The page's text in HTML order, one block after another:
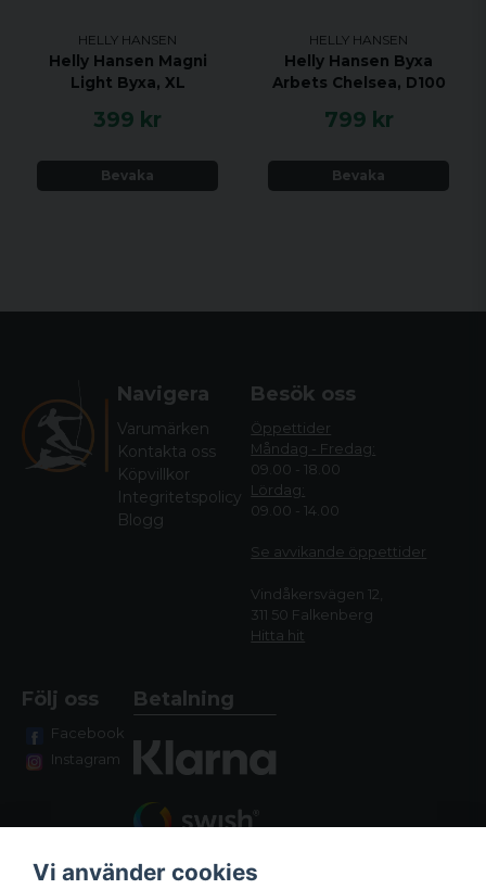
HELLY HANSEN
Helly Hansen Magni
Light Byxa, XL
399 kr
Bevaka
HELLY HANSEN
Helly Hansen Byxa
Arbets Chelsea, D100
799 kr
Bevaka
Navigera
Varumärken
Kontakta oss
Köpvillkor
Integritetspolicy
Blogg
Besök oss
Öppettider
Måndag - Fredag:
09.00 - 18.00
Lördag:
09.00 - 14.00
Se avvikande öppettider
Vindåkersvägen 12,
311 50 Falkenberg
Hitta hit
Följ oss
Facebook
Instagram
Betalning
Vi använder cookies